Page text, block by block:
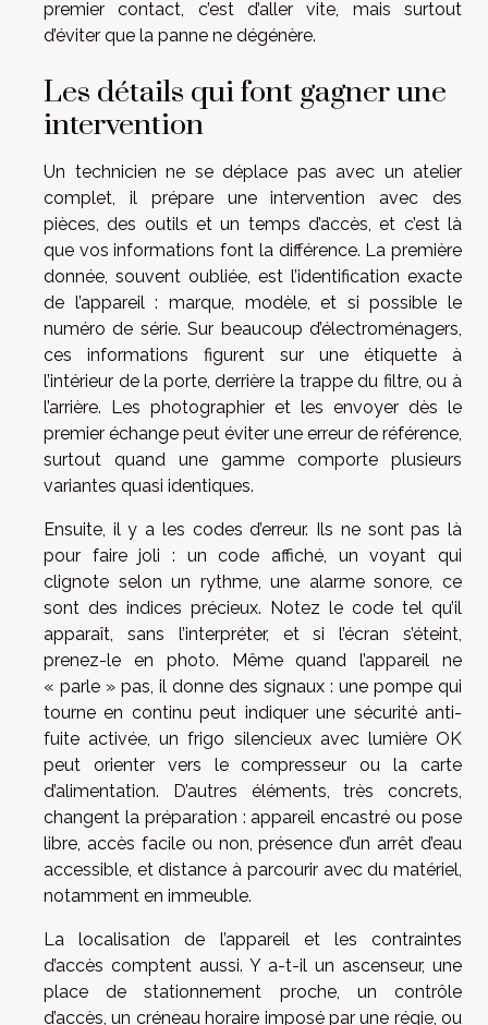
premier contact, c’est d’aller vite, mais surtout
d’éviter que la panne ne dégénère.
Les détails qui font gagner une
intervention
Un technicien ne se déplace pas avec un atelier
complet, il prépare une intervention avec des
pièces, des outils et un temps d’accès, et c’est là
que vos informations font la différence. La première
donnée, souvent oubliée, est l’identification exacte
de l’appareil : marque, modèle, et si possible le
numéro de série. Sur beaucoup d’électroménagers,
ces informations figurent sur une étiquette à
l’intérieur de la porte, derrière la trappe du filtre, ou à
l’arrière. Les photographier et les envoyer dès le
premier échange peut éviter une erreur de référence,
surtout quand une gamme comporte plusieurs
variantes quasi identiques.
Ensuite, il y a les codes d’erreur. Ils ne sont pas là
pour faire joli : un code affiché, un voyant qui
clignote selon un rythme, une alarme sonore, ce
sont des indices précieux. Notez le code tel qu’il
apparaît, sans l’interpréter, et si l’écran s’éteint,
prenez-le en photo. Même quand l’appareil ne
« parle » pas, il donne des signaux : une pompe qui
tourne en continu peut indiquer une sécurité anti-
fuite activée, un frigo silencieux avec lumière OK
peut orienter vers le compresseur ou la carte
d’alimentation. D’autres éléments, très concrets,
changent la préparation : appareil encastré ou pose
libre, accès facile ou non, présence d’un arrêt d’eau
accessible, et distance à parcourir avec du matériel,
notamment en immeuble.
La localisation de l’appareil et les contraintes
d’accès comptent aussi. Y a-t-il un ascenseur, une
place de stationnement proche, un contrôle
d’accès, un créneau horaire imposé par une régie, ou